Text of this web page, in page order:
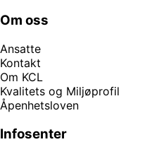
Om oss
Ansatte
Kontakt
Om KCL
Kvalitets og Miljøprofil
Åpenhetsloven
Infosenter